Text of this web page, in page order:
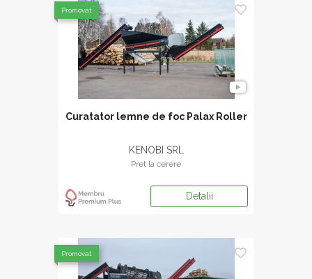
Curatator lemne de foc Palax Roller
KENOBI SRL
Pret la cerere
Detalii
Promovat
Promovat